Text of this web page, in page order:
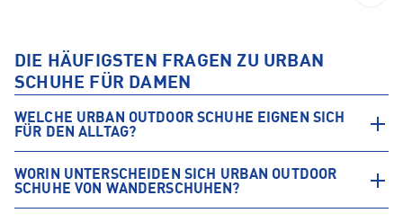
DIE HÄUFIGSTEN FRAGEN ZU URBAN
SCHUHE FÜR DAMEN
WELCHE URBAN OUTDOOR SCHUHE EIGNEN SICH
FÜR DEN ALLTAG?
WORIN UNTERSCHEIDEN SICH URBAN OUTDOOR
SCHUHE VON WANDERSCHUHEN?